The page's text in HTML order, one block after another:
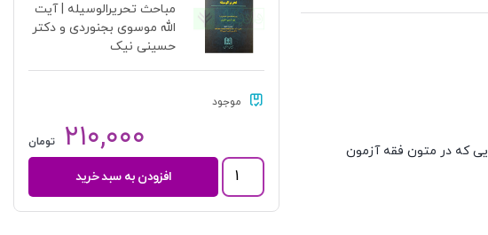
مباحث تحریرالوسیله | آیت
الله موسوی بجنوردی و دکتر
حسینی نیک
موجود
۲۱۰,۰۰۰ تومان
متن
ترجمه
افزودن به سبد خرید
که در متون فقه آزمون